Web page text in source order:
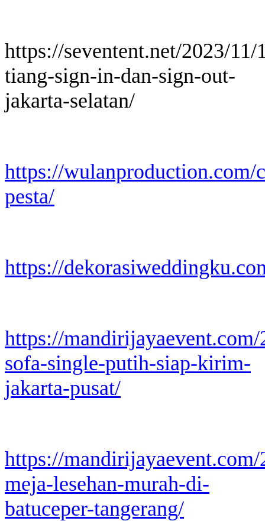
https://seventent.net/2023/11/
tiang-sign-in-dan-sign-out-
jakarta-selatan/
https://wulanproduction.com/
pesta/
https://
https://
sofa-single-putih-siap-kirim-
jakarta-pusat/
https://
meja-lesehan-murah-di-
batuceper-tangerang/